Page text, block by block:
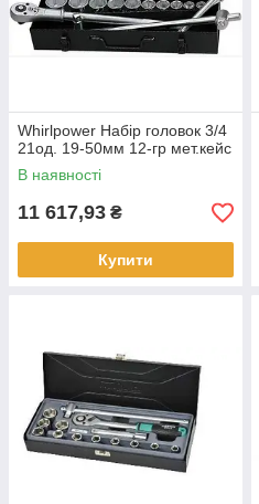
Whirlpower Набір головок 3/4
21од. 19-50мм 12-гр мет.кейс
В наявності
11 617,93 ₴
Купити